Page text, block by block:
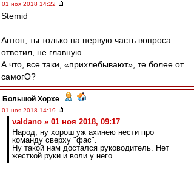
01 ноя 2018 14:22
Stemid
Антон, ты только на первую часть вопроса
ответил, не главную.
А что, все таки, «прихлебывают», те более от
самогО?
Большой Хорхе -
01 ноя 2018 14:19
valdano » 01 ноя 2018, 09:17
Народ, ну хорош уж ахинею нести про
команду сверху "фас".
Ну такой нам достался руководитель. Нет
жесткой руки и воли у него.